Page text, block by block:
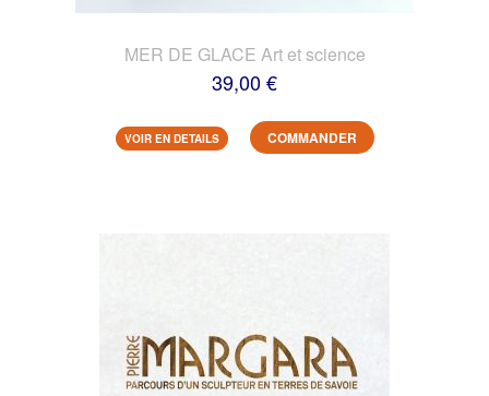
MER DE GLACE Art et science
39,00 €
VOIR EN DETAILS COMMANDER